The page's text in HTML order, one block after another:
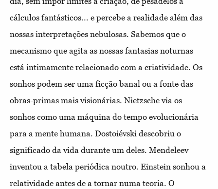
cálculos fantásticos... e percebe a realidade além das
nossas interpretações nebulosas. Sabemos que o
mecanismo que agita as nossas fantasias noturnas
está intimamente relacionado com a criatividade. Os
sonhos podem ser uma ficção banal ou a fonte das
obras-primas mais visionárias. Nietzsche via os
sonhos como uma máquina do tempo evolucionária
para a mente humana. Dostoiévski descobriu o
significado da vida durante um deles. Mendeleev
inventou a tabela periódica noutro. Einstein sonhou a
relatividade antes de a tornar numa teoria. O